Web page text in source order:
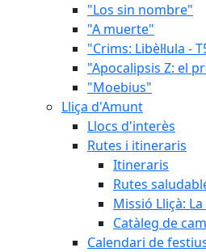
"Los sin nombre"
"A muerte"
"Crims: Libèl·lula -
"Apocalipsis Z: el
"Moebius"
Lliça d'Amunt
Llocs d'interès
Rutes i itineraris
Itineraris
Rutes
Missió Lliçà:
Catàleg de
Calendari de